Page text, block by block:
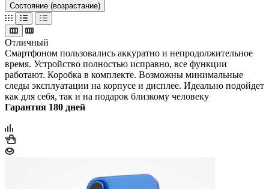
Состояние (возрастание)
Отличный
Смартфоном пользовались аккуратно и непродолжительное
время. Устройство полностью исправно, все функции
работают. Коробка в комплекте. Возможны минимальные
следы эксплуатации на корпусе и дисплее. Идеально подойдет
как для себя, так и на подарок близкому человеку
Гарантия 180 дней